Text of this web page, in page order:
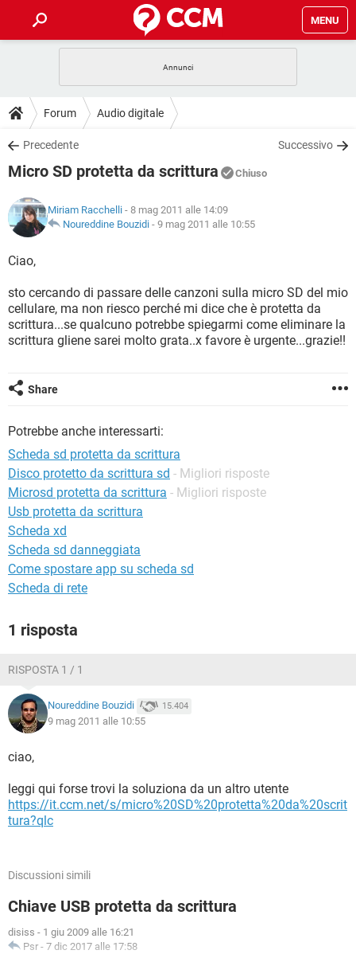
MENU
INTRATTENIMENTO
iOS
INSTAGRAM WHATSAPP
TIKTOK
HARDWARE
GUIDE
COVID-19
INSTAGRAM WHATSAPP
TIKTOK
HARDWARE
DOWNLOAD
COVID-19 GAMING
INTRATTENIMENTO
iOS WINDOWS 10
INSTAGRAM
HARDWARE
COVID-19 GAMING
INTRATTENIMENTO
iOS
INSTAGRAM WHATSAPP
TIKTOK FACEBOOK
HARDWARE
GLOSSARIO
COVID-19
iOS WINDOWS 10
INSTAGRAM WHATSAPP
HARDWARE
Forum Audio digitale
Precedente Successivo
Micro SD protetta da scrittura Chiuso
Miriam Racchelli - 8 mag 2011 alle 14:09
Noureddine Bouzidi - 9 mag 2011 alle 10:55
Ciao,
sto cercando di passare delle canzoni sulla micro SD del mio
cellulare, ma non riesco perché mi dice che è protetta da
scrittura...se qualcuno potrebbe spiegarmi come eliminare la
scrittura gliene sarei molto grata..x favore è urgente...grazie!!
Share
Potrebbe anche interessarti:
Scheda sd protetta da scrittura
Disco protetto da scrittura sd - Migliori risposte
Microsd protetta da scrittura - Migliori risposte
Usb protetta da scrittura
Scheda xd
Scheda sd danneggiata
Come spostare app su scheda sd
Scheda di rete
1 risposta
RISPOSTA 1 / 1
Noureddine Bouzidi 15.404
9 mag 2011 alle 10:55
ciao,
leggi qui forse trovi la soluziona da un altro utente
https://it.ccm.net/s/micro%20SD%20protetta%20da%20scrit
tura?qlc
Discussioni simili
Chiave USB protetta da scrittura
disiss - 1 giu 2009 alle 16:21
Psr - 7 dic 2017 alle 17:58